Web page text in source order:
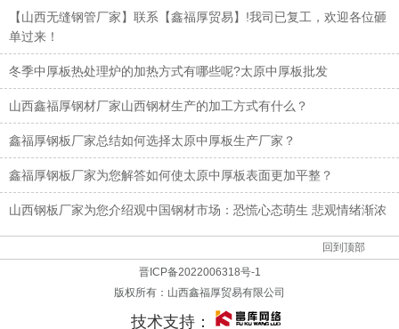
【山西无缝钢管厂家】联系【鑫福厚贸易】!我司已复工，欢迎各位砸
单过来！
冬季中厚板热处理炉的加热方式有哪些呢?太原中厚板批发
山西鑫福厚钢材厂家山西钢材生产的加工方式有什么？
鑫福厚钢板厂家总结如何选择太原中厚板生产厂家？
鑫福厚钢板厂家为您解答如何使太原中厚板表面更加平整？
山西钢板厂家为您介绍观中国钢材市场：恐慌心态萌生 悲观情绪渐浓
回到顶部
晋ICP备2022006318号-1
版权所有： 山西鑫福厚贸易有限公司
技术支持：